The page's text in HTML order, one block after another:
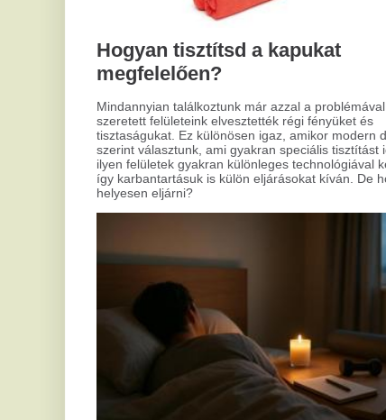
A csillagjegyed elárulja, miért alszol
rosszul
Mindenkivel megesett már, hogy álmatlanul forgolódott az
ágyban, azon gondolkodva, vajon mi okozhatja az
nyugtalanul. Az alábbiakban bemutatjuk, hogy melyik
csillagjegy milyen alvásgondokkal küszködhet, illetve adunk
néhány tippet, hogyan lehetsz kipihentebb.